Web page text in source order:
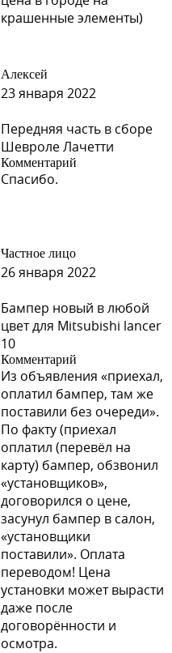
крашенные элементы)
Алексей
23 января 2022
Передняя часть в сборе
Шевроле Лачетти
Комментарий
Спасибо.
Частное лицо
26 января 2022
Бампер новый в любой
цвет для Mitsubishi lancer
10
Комментарий
Из объявления «приехал,
оплатил бампер, там же
поставили без очереди».
По факту (приехал
оплатил (перевёл на
карту) бампер, обзвонил
«установщиков»,
договорился о цене,
засунул бампер в салон,
«установщики
поставили». Оплата
переводом! Цена
установки может вырасти
даже после
договорённости и
осмотра.